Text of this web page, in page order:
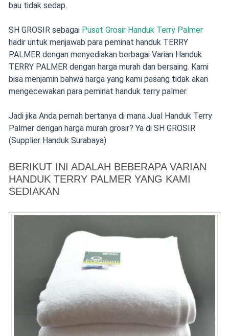
bau tidak sedap.
SH GROSIR sebagai Pusat Grosir Handuk Terry Palmer
hadir untuk menjawab para peminat handuk TERRY
PALMER dengan menyediakan berbagai Varian Handuk
TERRY PALMER dengan harga murah dan bersaing. Kami
bisa menjamin bahwa harga yang kami pasang tidak akan
mengecewakan para peminat handuk terry palmer.
Jadi jika Anda pernah bertanya di mana Jual Handuk Terry
Palmer dengan harga murah grosir? Ya di SH GROSIR
(Supplier Handuk Surabaya)
BERIKUT INI ADALAH BEBERAPA VARIAN
HANDUK TERRY PALMER YANG KAMI
SEDIAKAN